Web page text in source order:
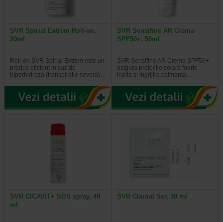
SVR Spirial Extrem Roll-on,
20ml
Roll-on SVR Spirial Extrem este un
produs eficient in caz de
hiperhidroza (transpiratie severa)…
SVR Sensifine AR Crema
SPF50+, 50ml
SVR Sensifine AR Crema SPF50+
asigura protectie solara foarte
inalta si ingrijire calmanta…
SVR CICAVIT+ SOS spray, 40
ml
SVR Clairial Ser, 30 ml